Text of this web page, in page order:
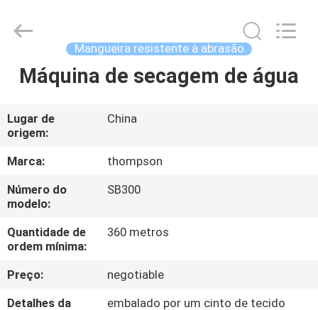
CASA
PRODUTOS
SOBRE
NÓS
EXCURSÃO
FÁBRICA
Rubber
and
Plastic
(Hebei)
Co.,
All
Rights
Reserved.
ECER
Mangueira resistente à abrasão
Máquina de secagem de água
Lugar de
origem:
China
Marca:
thompson
Número do
modelo:
SB300
Quantidade de
ordem mínima:
360 metros
Preço:
negotiable
Detalhes da
embalado por um cinto de tecido